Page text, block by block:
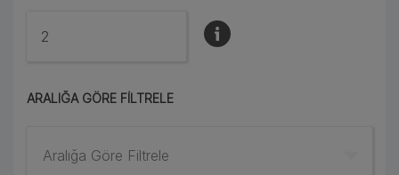
ARALIĞA GÖRE FILTRELE
Aralığa Göre Filtrele